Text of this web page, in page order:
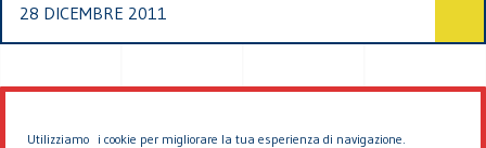
Utilizziamo i cookie per migliorare la tua esperienza di navigazione.
28 DICEMBRE 2011